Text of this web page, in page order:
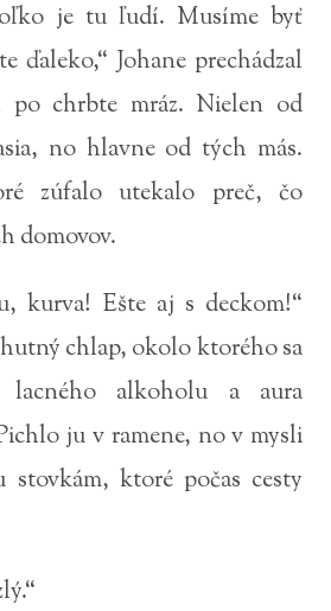
je tu ľudí. Musíme byť
ďaleko,“ Johane prechádzal
po chrbte mráz. Nielen od
no hlavne od tých más.
zúfalo utekalo preč, čo
domovov.
kurva! Ešte aj s deckom!“
chlap, okolo ktorého sa
lacného alkoholu a aura
ju v ramene, no v mysli
stovkám, ktoré počas cesty